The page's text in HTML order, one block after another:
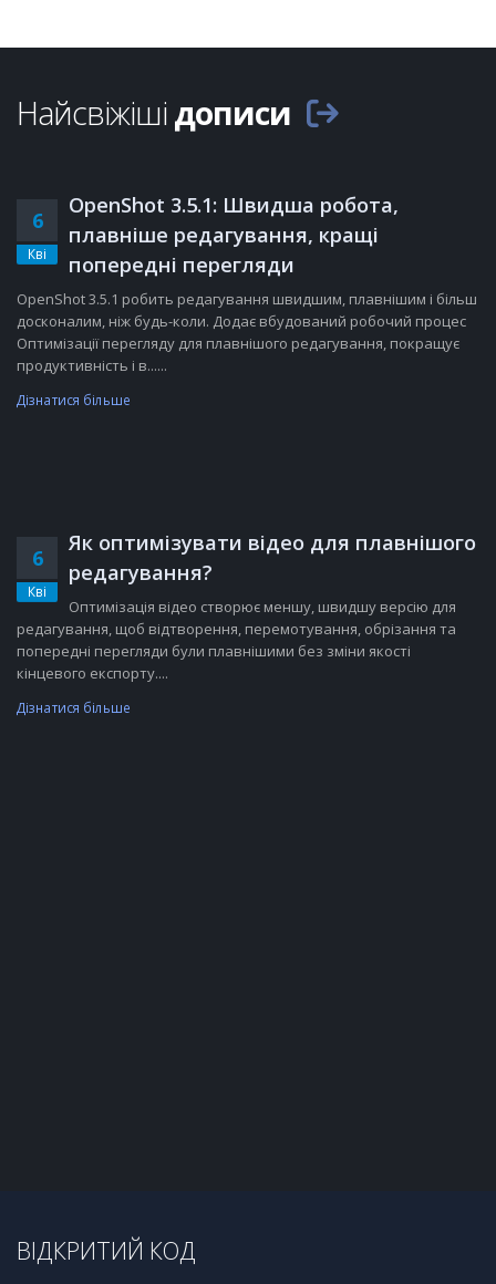
Найсвіжішідописи
6
Кві
OpenShot 3.5.1: Швидша робота,
плавніше редагування, кращі
попередні перегляди
OpenShot 3.5.1 робить редагування швидшим, плавнішим і більш
досконалим, ніж будь-коли. Додає вбудований робочий процес
Оптимізації перегляду для плавнішого редагування, покращує
продуктивність і в......
Дізнатися більше
6
Кві
Як оптимізувати відео для плавнішого
редагування?
Оптимізація відео створює меншу, швидшу версію для
редагування, щоб відтворення, перемотування, обрізання та
попередні перегляди були плавнішими без зміни якості
кінцевого експорту....
Дізнатися більше
ВІДКРИТИЙ КОД